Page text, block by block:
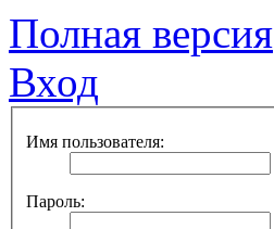
Полная версия
Вход
Имя пользователя:
Пароль: